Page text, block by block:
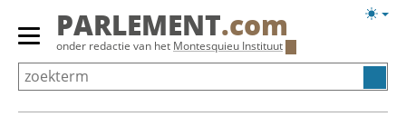
Overslaan
Primair
menu
tonen/verbergen
PARLEMENT.com
onder redactie van het Montesquieu Instituut